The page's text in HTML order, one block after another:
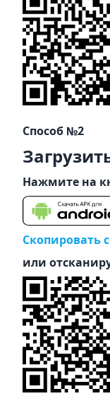
Способ №2
Нажмите на
Скопировать
или